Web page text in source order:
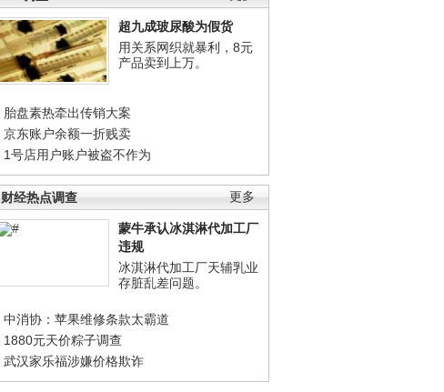
超九成玻尿酸为假货
用关系网织就暴利，8元
产品卖到上万。
胎盘素热牵出传销大案
京东账户余额一折贱卖
1号店用户账户被盗不作为
更多
财经热点调查
蒙牛承认冰淇淋代加工厂
违规
冰淇淋代加工厂天辅乳业
存脏乱差问题。
中消协：苹果维修条款太霸道
1880元天价粽子调查
武汉家乐福涉嫌价格欺诈